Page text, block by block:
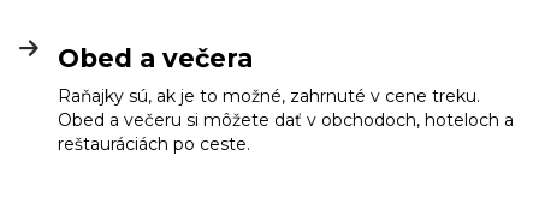
Obed a večera
Raňajky sú, ak je to možné, zahrnuté v cene treku.
Obed a večeru si môžete dať v obchodoch, hoteloch a
reštauráciách po ceste.